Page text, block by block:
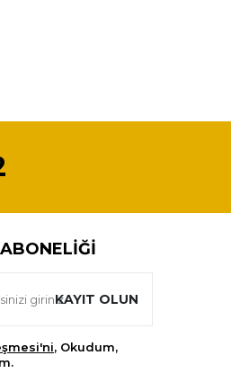
KAYIT OLUN
, Okudum,